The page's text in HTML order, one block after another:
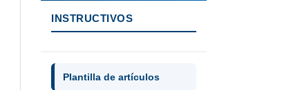
INSTRUCTIVOS
Plantilla de artículos